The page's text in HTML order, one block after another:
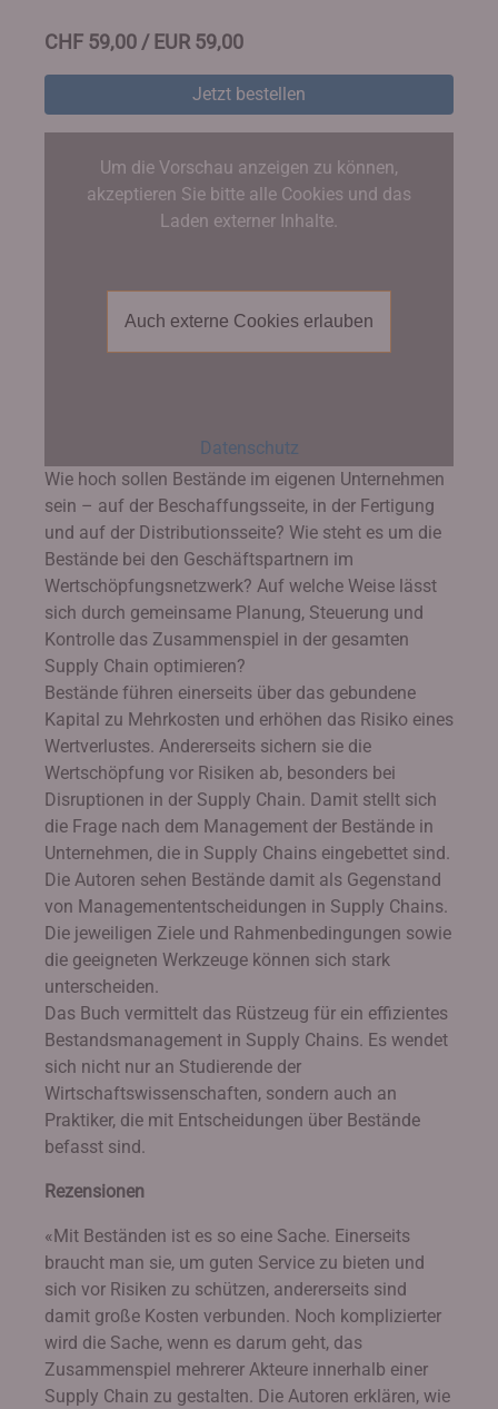
CHF 59,00 / EUR 59,00
Jetzt bestellen
Um die Vorschau anzeigen zu können,
akzeptieren Sie bitte alle Cookies und das
Laden externer Inhalte.
Auch externe Cookies erlauben
Datenschutz
Wie hoch sollen Bestände im eigenen Unternehmen
sein – auf der Beschaffungsseite, in der Fertigung
und auf der Distributionsseite? Wie steht es um die
Bestände bei den Geschäftspartnern im
Wertschöpfungsnetzwerk? Auf welche Weise lässt
sich durch gemeinsame Planung, Steuerung und
Kontrolle das Zusammenspiel in der gesamten
Supply Chain optimieren?
Bestände führen einerseits über das gebundene
Kapital zu Mehrkosten und erhöhen das Risiko eines
Wertverlustes. Andererseits sichern sie die
Wertschöpfung vor Risiken ab, besonders bei
Disruptionen in der Supply Chain. Damit stellt sich
die Frage nach dem Management der Bestände in
Unternehmen, die in Supply Chains eingebettet sind.
Die Autoren sehen Bestände damit als Gegenstand
von Managemententscheidungen in Supply Chains.
Die jeweiligen Ziele und Rahmenbedingungen sowie
die geeigneten Werkzeuge können sich stark
unterscheiden.
Das Buch vermittelt das Rüstzeug für ein effizientes
Bestandsmanagement in Supply Chains. Es wendet
sich nicht nur an Studierende der
Wirtschaftswissenschaften, sondern auch an
Praktiker, die mit Entscheidungen über Bestände
befasst sind.
Rezensionen
«Mit Beständen ist es so eine Sache. Einerseits
braucht man sie, um guten Service zu bieten und
sich vor Risiken zu schützen, andererseits sind
damit große Kosten verbunden. Noch komplizierter
wird die Sache, wenn es darum geht, das
Zusammenspiel mehrerer Akteure innerhalb einer
Supply Chain zu gestalten. Die Autoren erklären, wie